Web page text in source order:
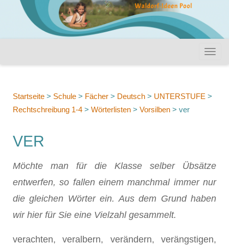
Startseite > Schule > Fächer > Deutsch > UNTERSTUFE >
Rechtschreibung 1-4 > Wörterlisten > Vorsilben > ver
VER
Möchte man für die Klasse selber Übsätze
entwerfen, so fallen einem manchmal immer nur
die gleichen Wörter ein. Aus dem Grund haben
wir hier für Sie eine Vielzahl gesammelt.
verachten, veralbern, verändern, verängstigen,